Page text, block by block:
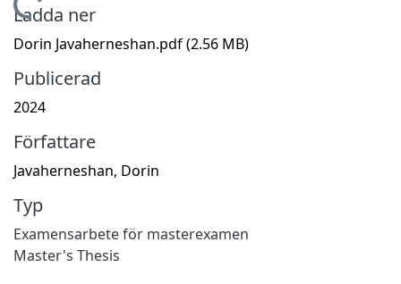
Hämtar...
Ladda ner
Dorin Javaherneshan.pdf(2.56 MB)
Publicerad
2024
Författare
Javaherneshan, Dorin
Typ
Examensarbete för masterexamen
Master's Thesis